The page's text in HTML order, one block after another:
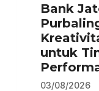
Bank
untuk
03/08/2026